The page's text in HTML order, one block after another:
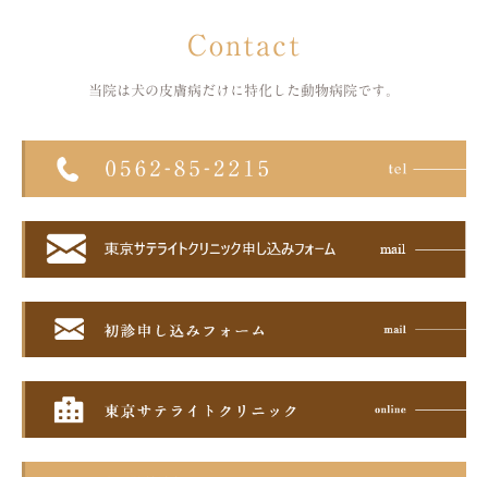
Contact
当院は犬の皮膚病だけに特化した 動物病院です。